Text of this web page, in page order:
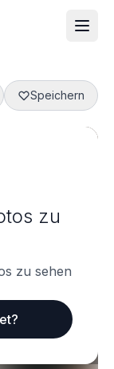
Speichern
zu
zu sehen